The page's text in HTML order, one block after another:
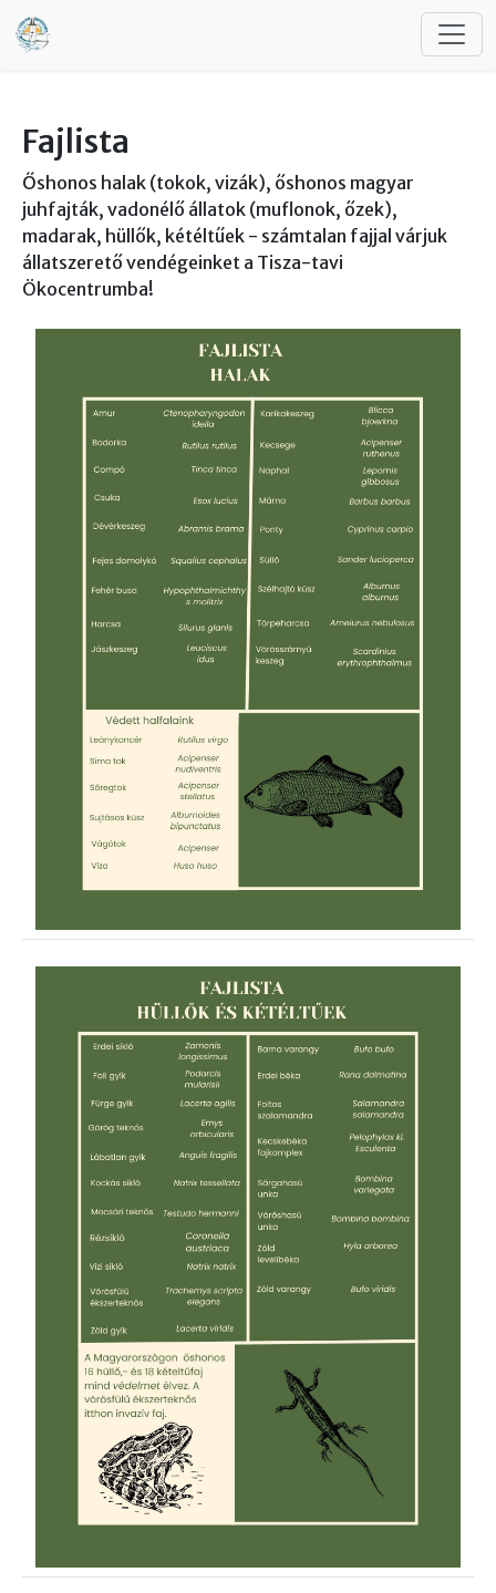
Ugrás a tartalomra
Fajlista
Őshonos halak (tokok, vizák), őshonos magyar
juhfajták, vadonélő állatok (muflonok, őzek),
madarak, hüllők, kétéltűek - számtalan fajjal várjuk
állatszerető vendégeinket a Tisza-tavi
Ökocentrumba!